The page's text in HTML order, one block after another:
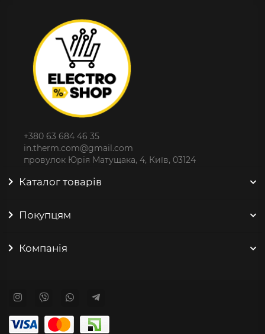
+380 63 684 46 35
in.therm.com@gmail.com
провулок Юрія Матущака, 4, Київ, 03124
Каталог товарів
Покупцям
Компанія